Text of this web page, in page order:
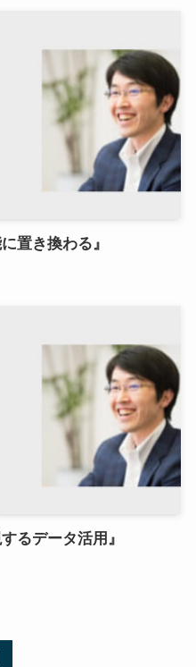
置き換わる』
るデータ活用』